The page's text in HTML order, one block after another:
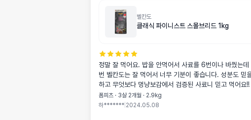
벨칸도
클래식 파이니스트 스몰브리드 1kg
정말 잘 먹어요. 밥을 안먹어서 사료를 6번이나 바꿨는데
번 벨칸도는 잘 먹어서 너무 기분이 좋습니다. 성분도 믿
하고 무엇보다 멍냥보감에서 검증된 사료니 믿고 먹어요!!
폼피츠 · 3살 2개월 · 2.9kg
하******* 2024.05.08